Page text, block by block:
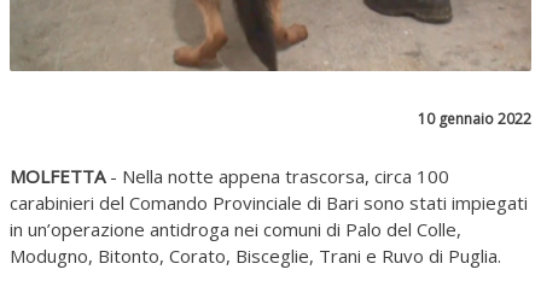
10 gennaio 2022
MOLFETTA- Nella notte appena trascorsa, circa 100
carabinieri del Comando Provinciale di Bari sono stati impiegati
in un’operazione antidroga nei comuni di Palo del Colle,
Modugno, Bitonto, Corato, Bisceglie, Trani e Ruvo di Puglia.